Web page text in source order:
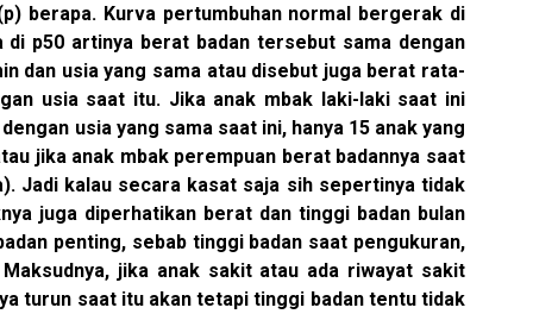
berapa. Kurva pertumbuhan normal bergerak di
p50 artinya berat badan tersebut sama dengan
dan usia yang sama atau disebut juga berat rata-
usia saat itu. Jika anak mbak laki-laki saat ini
usia yang sama saat ini, hanya 15 anak yang
jika anak mbak perempuan berat badannya saat
Jadi kalau secara kasat saja sih sepertinya tidak
juga diperhatikan berat dan tinggi badan bulan
penting, sebab tinggi badan saat pengukuran,
jika anak sakit atau ada riwayat sakit
turun saat itu akan tetapi tinggi badan tentu tidak